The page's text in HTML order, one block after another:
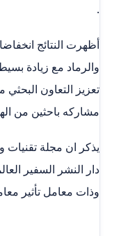
.
أظهرت النتائج
والرماد مع زيادة
تعزيز التعاون
مشاركه باحثين من
يذكر ان مجلة تقنيات
وذات معامل تأثير معامل التأثير 7.632